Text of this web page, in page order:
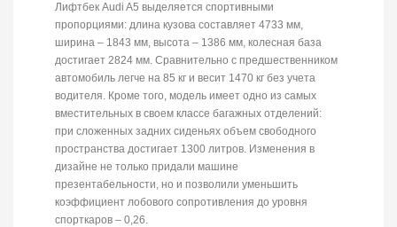
Лифтбек Audi A5 выделяется спортивными
пропорциями: длина кузова составляет 4733 мм,
ширина – 1843 мм, высота – 1386 мм, колесная база
достигает 2824 мм. Сравнительно с предшественником
автомобиль легче на 85 кг и весит 1470 кг без учета
водителя. Кроме того, модель имеет одно из самых
вместительных в своем классе багажных отделений:
при сложенных задних сиденьях объем свободного
пространства достигает 1300 литров. Изменения в
дизайне не только придали машине
презентабельности, но и позволили уменьшить
коэффициент лобового сопротивления до уровня
спорткаров – 0,26.